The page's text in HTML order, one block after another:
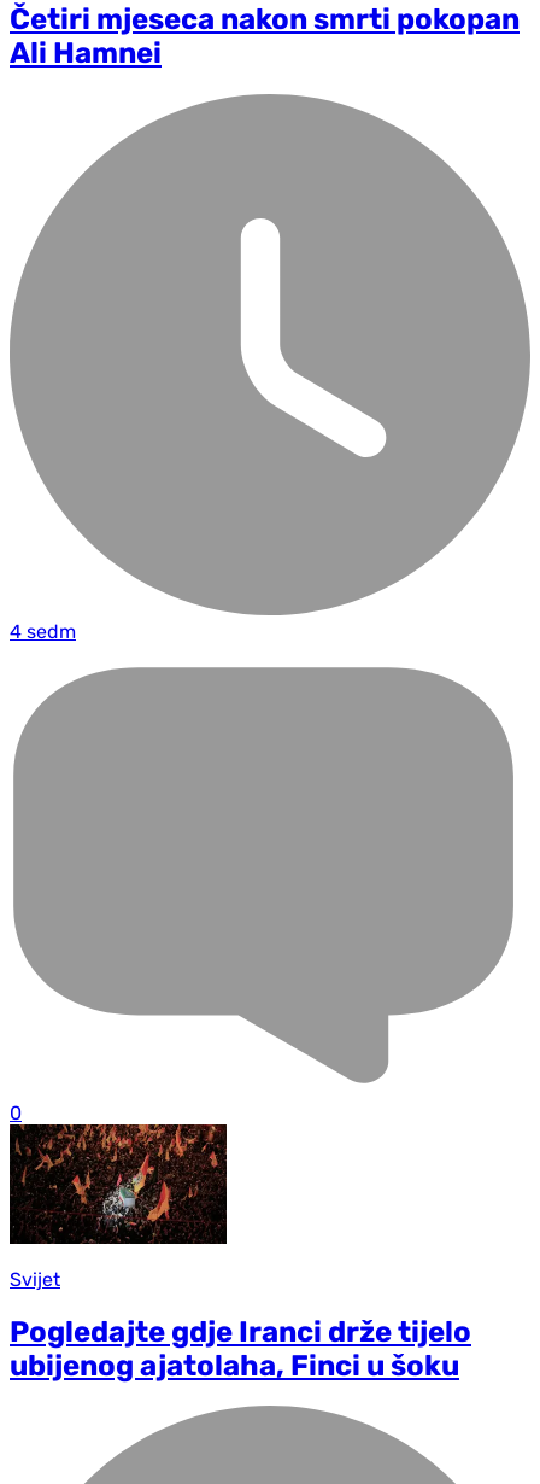
Četiri mjeseca nakon smrti pokopan
Ali Hamnei
4 sedm
0
Svijet
Pogledajte gdje Iranci drže tijelo
ubijenog ajatolaha, Finci u šoku